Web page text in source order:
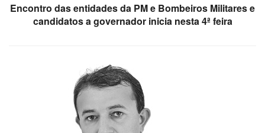
Encontro das entidades da PM e Bombeiros Militares e
candidatos a governador inicia nesta 4ª feira